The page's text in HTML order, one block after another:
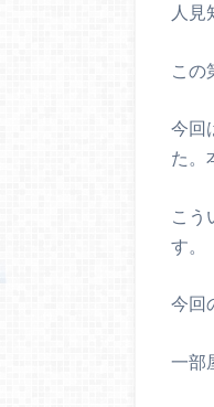
人見
この
今回
た。
こう
す。
今回
一部